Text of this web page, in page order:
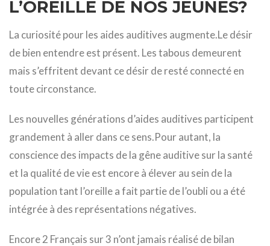
L’OREILLE DE NOS JEUNES?
La curiosité pour les aides auditives augmente.Le désir
de bien entendre est présent. Les tabous demeurent
mais s’effritent devant ce désir de resté connecté en
toute circonstance.
Les nouvelles générations d’aides auditives participent
grandement à aller dans ce sens.Pour autant, la
conscience des impacts de la gêne auditive sur la santé
et la qualité de vie est encore à élever au sein de la
population tant l’oreille a fait partie de l’oubli ou a été
intégrée à des représentations négatives.
Encore 2 Français sur 3 n’ont jamais réalisé de bilan